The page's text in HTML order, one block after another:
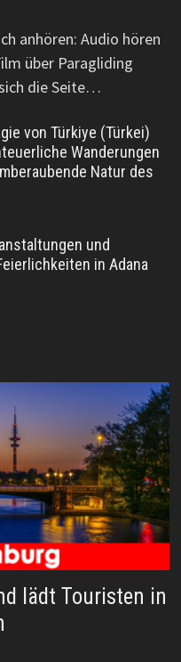
anhören: Audio hören
über Paragliding
die Seite…
von Türkiye (Türkei)
Wanderungen
Natur des
und
in Adana
lädt Touristen in